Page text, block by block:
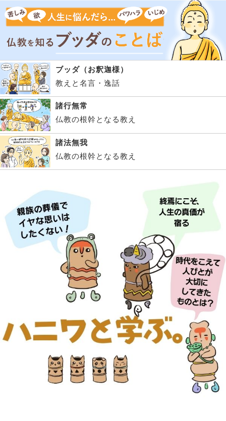
ブッダ（お釈迦様）
教えと名言・逸話
諸行無常
仏教の根幹となる教え
諸法無我
仏教の根幹となる教え